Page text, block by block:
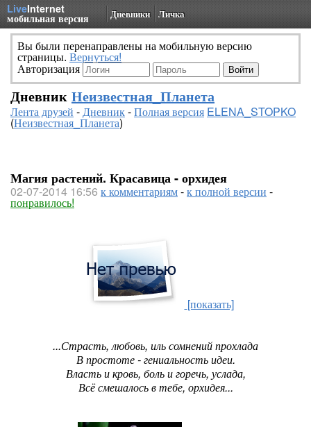
LiveInternet
мобильная версия Дневники Личка
Вы были перенаправлены на мобильную версию
страницы. Вернуться!
Авторизация
Дневник Неизвестная_Планета
Лента друзей -Дневник-Полная версия ELENA_STOPKO
(Неизвестная_Планета)
Магия растений. Красавица - орхидея
02-07-2014 16:56 к комментариям-к полной версии -
понравилось!
[показать]
...Страсть, любовь, иль сомнений прохлада
В простоте - гениальность идеи.
Власть и кровь, боль и горечь, услада,
Всё смешалось в тебе, орхидея...